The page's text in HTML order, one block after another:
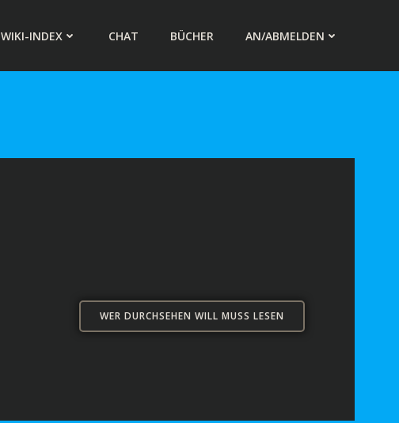
WIKI-INDEX CHAT BÜCHER AN/ABMELDEN
WER DURCHSEHEN WILL MUSS LESEN